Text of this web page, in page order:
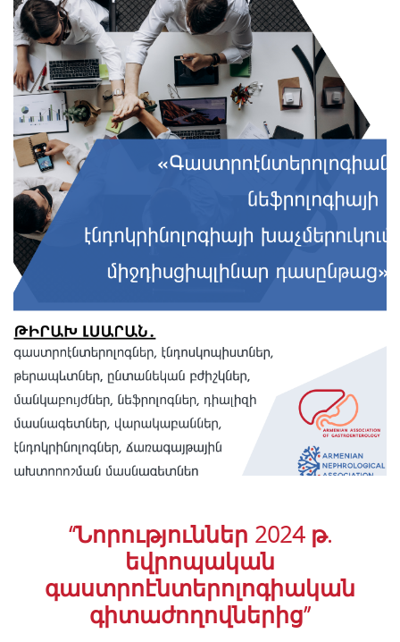
“Նորություններ 2024 թ.
եվրոպական
գաստրոէնտերոլոգիական
գիտաժողովներից”